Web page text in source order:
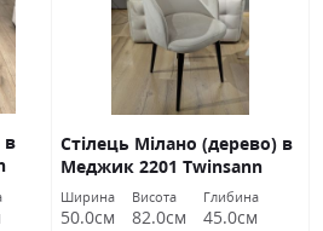
в
Стілець Мілано (дерево) в
Меджик 2201 Twinsann
Ширина
50.0см
Висота
82.0см
Глибина
45.0см